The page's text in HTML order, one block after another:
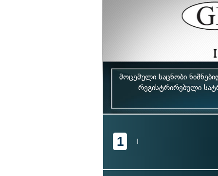
მოცემული საცნობი
რეგისტრირებული
1 I